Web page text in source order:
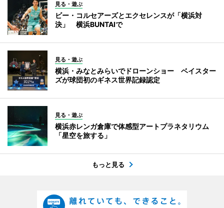
見る・遊ぶ
ビー・コルセアーズとエクセレンスが「横浜対
決」 横浜BUNTAIで
見る・遊ぶ
横浜・みなとみらいでドローンショー ベイスター
ズが球団初のギネス世界記録認定
見る・遊ぶ
横浜赤レンガ倉庫で体感型アートプラネタリウム
「星空を旅する」
もっと見る